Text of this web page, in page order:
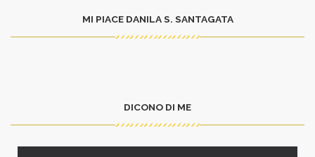
MI PIACE DANILA S. SANTAGATA
DICONO DI ME